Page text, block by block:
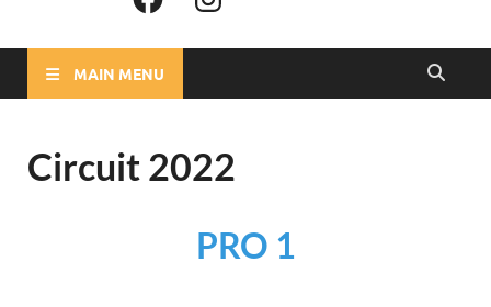
MAIN MENU
Circuit 2022
PRO 1